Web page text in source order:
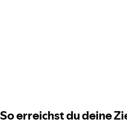
So erreichst du deine